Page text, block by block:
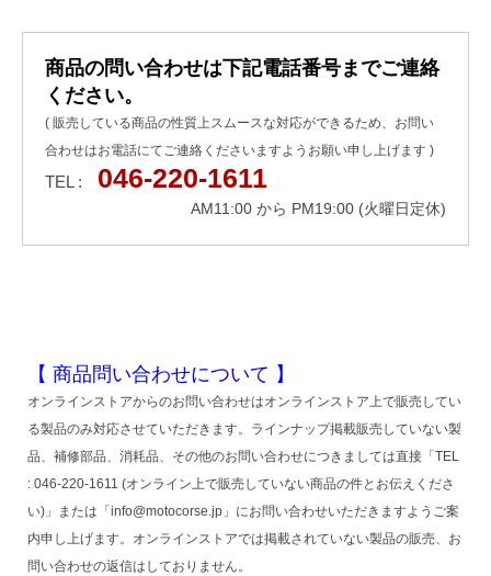
商品の問い合わせは下記電話番号までご連絡
ください。
( 販売している商品の性質上スムースな対応ができるため、お問い
合わせはお電話にてご連絡くださいますようお願い申し上げます )
TEL : 046-220-1611
AM11:00 から PM19:00 (火曜日定休)
【 商品問い合わせについて 】
オンラインストアからのお問い合わせはオンラインストア上で販売してい
る製品のみ対応させていただきます。ラインナップ掲載販売していない製
品、補修部品、消耗品、その他のお問い合わせにつきましては直接「TEL
: 046-220-1611 (オンライン上で販売していない商品の件とお伝えくださ
い)」または「info@motocorse.jp」にお問い合わせいただきますようご案
内申し上げます。オンラインストアでは掲載されていない製品の販売、お
問い合わせの返信はしておりません。